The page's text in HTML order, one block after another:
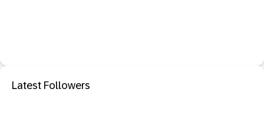
Latest Followers